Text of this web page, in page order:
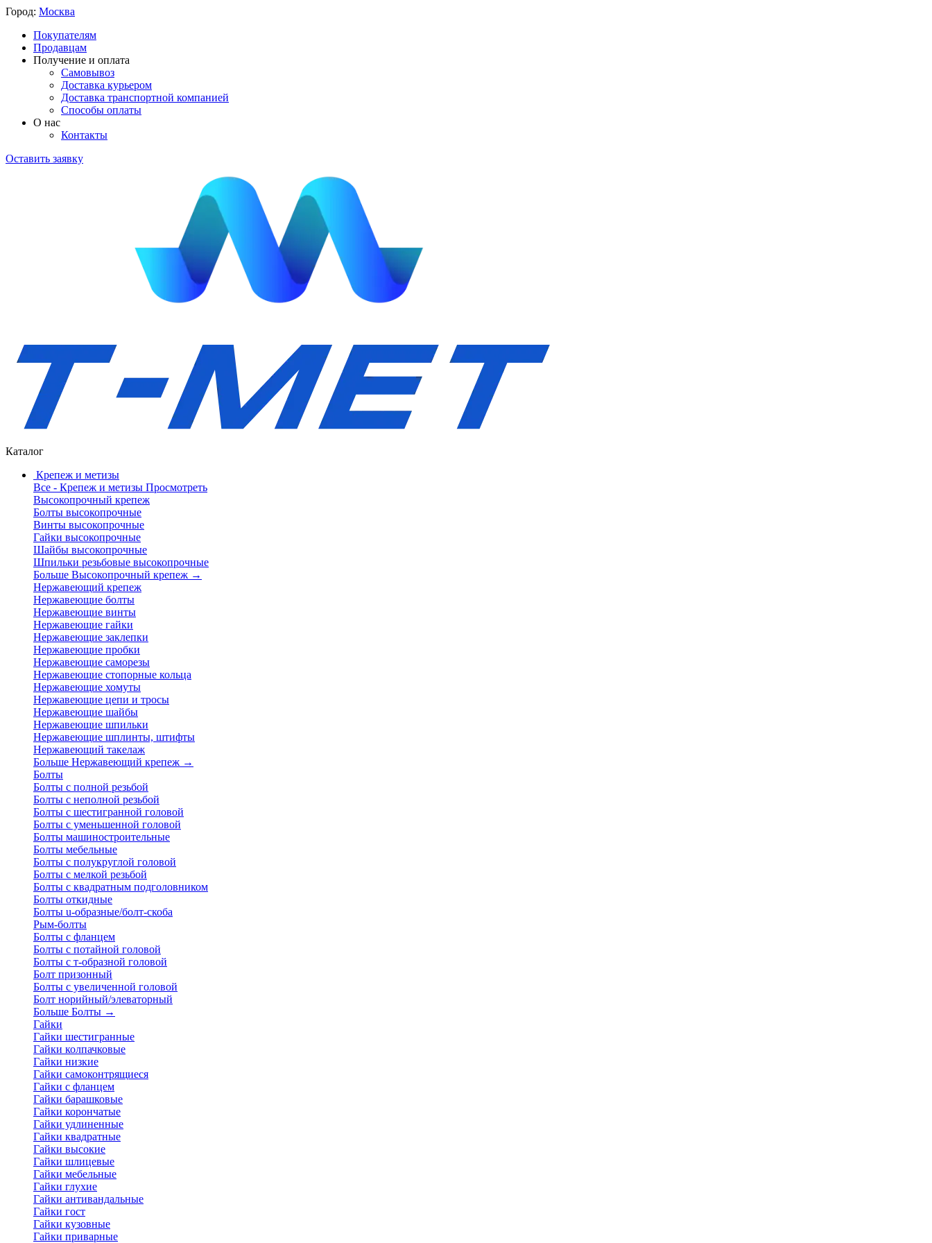
Город: Москва
Покупателям
Продавцам
Получение и оплата
Самовывоз
Доставка курьером
Доставка транспортной компанией
Способы оплаты
О нас
Контакты
Оставить заявку
Каталог
Крепеж и метизы
Все - Крепеж и метизы Просмотреть
Высокопрочный крепеж
Болты высокопрочные
Винты высокопрочные
Гайки высокопрочные
Шайбы высокопрочные
Шпильки резьбовые высокопрочные
Больше Высокопрочный крепеж →
Нержавеющий крепеж
Нержавеющие болты
Нержавеющие винты
Нержавеющие гайки
Нержавеющие заклепки
Нержавеющие пробки
Нержавеющие саморезы
Нержавеющие стопорные кольца
Нержавеющие хомуты
Нержавеющие цепи и тросы
Нержавеющие шайбы
Нержавеющие шпильки
Нержавеющие шплинты, штифты
Нержавеющий такелаж
Больше Нержавеющий крепеж →
Болты
Болты с полной резьбой
Болты с неполной резьбой
Болты с шестигранной головой
Болты с уменьшенной головой
Болты машиностроительные
Болты мебельные
Болты с полукруглой головой
Болты с мелкой резьбой
Болты с квадратным подголовником
Болты откидные
Болты u-образные/болт-скоба
Рым-болты
Болты с фланцем
Болты с потайной головой
Болты с т-образной головой
Болт призонный
Болты с увеличенной головой
Болт норийный/элеваторный
Больше Болты →
Гайки
Гайки шестигранные
Гайки колпачковые
Гайки низкие
Гайки самоконтрящиеся
Гайки с фланцем
Гайки барашковые
Гайки корончатые
Гайки удлиненные
Гайки квадратные
Гайки высокие
Гайки шлицевые
Гайки мебельные
Гайки глухие
Гайки антивандальные
Гайки гост
Гайки кузовные
Гайки приварные